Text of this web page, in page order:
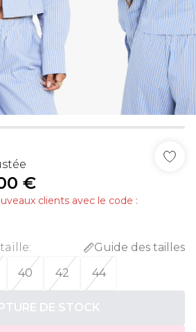
€
clients avec le code :
:
Guide des tailles
40 42 44
DE STOCK